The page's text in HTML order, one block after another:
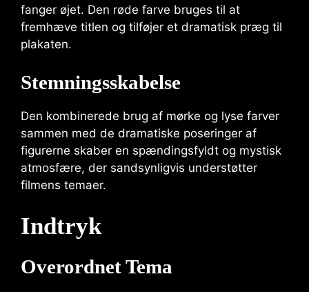
fanger øjet. Den røde farve bruges til at
fremhæve titlen og tilføjer et dramatisk præg til
plakaten.
Stemningsskabelse
Den kombinerede brug af mørke og lyse farver
sammen med de dramatiske poseringer af
figurerne skaber en spændingsfyldt og mystisk
atmosfære, der sandsynligvis understøtter
filmens temaer.
Indtryk
Overordnet Tema